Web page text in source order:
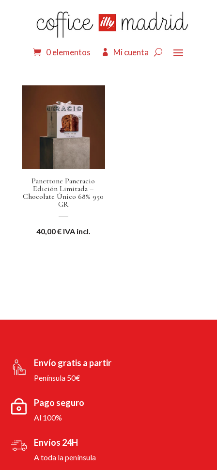
0 elementos Mi cuenta
Panettone Pancracio
Edición Limitada –
Chocolate Único 68% 950
GR
40,00€ IVA incl.
Envío gratis a partir
Península 50€
Pago seguro
Al 100%
Envíos 24H
A toda la península